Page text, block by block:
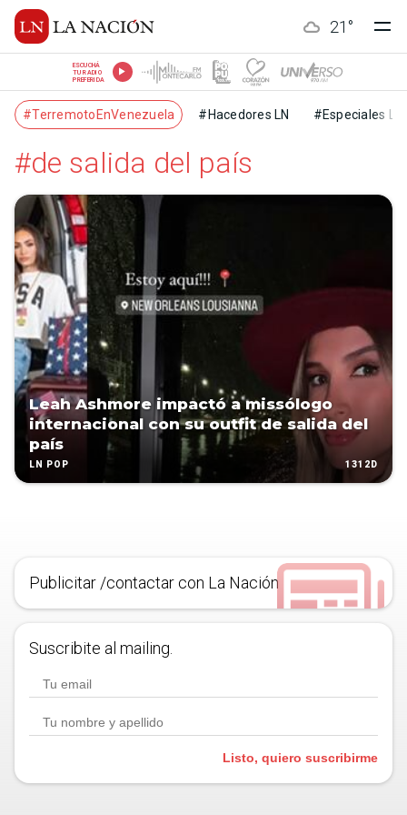
21 °
ESCUCHÁ
TU RADIO
PREFERIDA
#TerremotoEnVenezuela #Hacedores LN #Especiales LN
#de salida del país
Leah Ashmore impactó a missólogo
internacional con su outfit de salida del
país
LN POP 1312D
Publicitar /contactar con La Nación
Suscribite al mailing.
Listo, quiero suscribirme